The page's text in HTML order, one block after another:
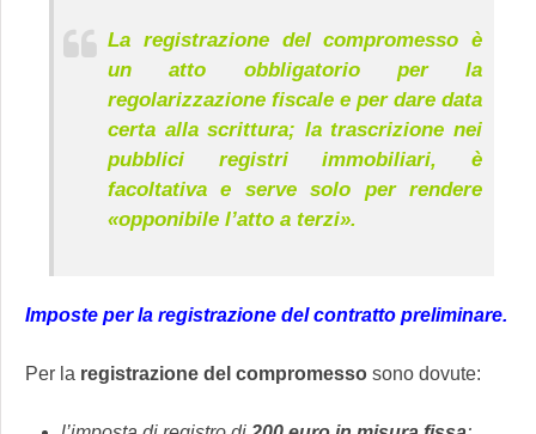
La registrazione del compromesso è
un atto obbligatorio per la
regolarizzazione fiscale e per dare data
certa alla scrittura; la trascrizione nei
pubblici registri immobiliari, è
facoltativa e serve solo per rendere
«opponibile l’atto a terzi».
Imposte per la registrazione del contratto preliminare.
Per la registrazione del compromesso sono dovute: